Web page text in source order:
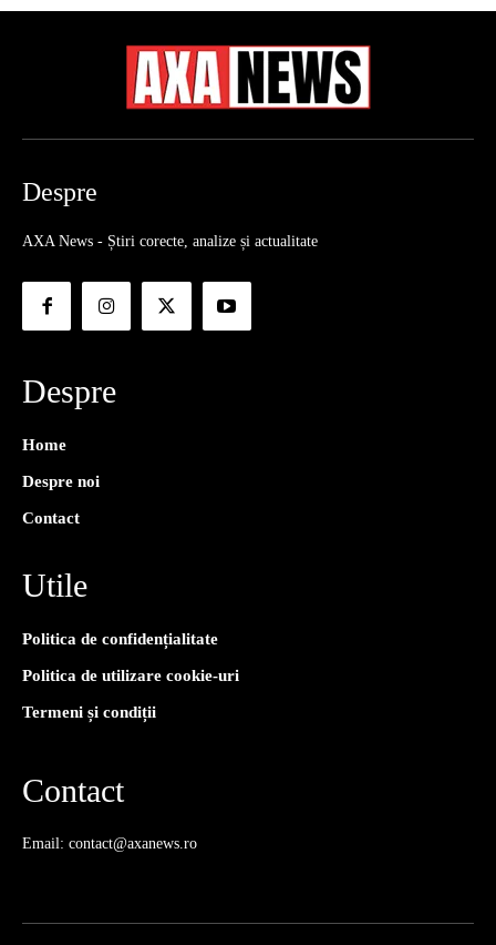
Despre
AXA News - Știri corecte, analize și actualitate
Despre
Home
Despre noi
Contact
Utile
Politica de confidențialitate
Politica de utilizare cookie-uri
Termeni și condiții
Contact
Email: contact@axanews.ro